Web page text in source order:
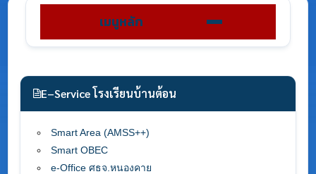
เมนูหลัก
E–Service โรงเรียนบ้านต้อน
Smart Area (AMSS++)
Smart OBEC
e-Office ศธจ.หนองคาย